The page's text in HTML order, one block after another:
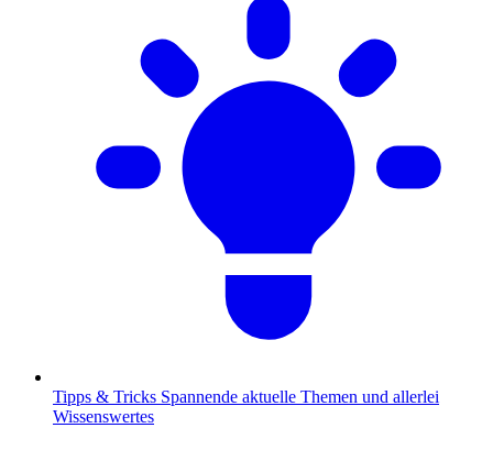
Tipps & Tricks Spannende aktuelle Themen und allerlei
Wissenswertes